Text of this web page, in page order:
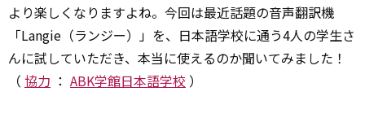
より楽しくなりますよね。今回は最近話題の音声翻訳機
「Langie（ランジー）」を、日本語学校に通う4人の学生さ
んに試していただき、本当に使えるのか聞いてみました！
（ 協力 ： ABK学館日本語学校 ）